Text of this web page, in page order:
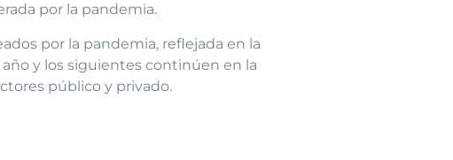
por la pandemia.
por la pandemia, reflejada en la
y los siguientes continúen en la
público y privado.